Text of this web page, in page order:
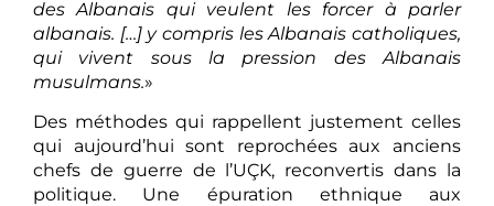
des Albanais qui veulent les forcer à parler
albanais. […] y compris les Albanais catholiques,
qui vivent sous la pression des Albanais
musulmans.»
Des méthodes qui rappellent justement celles
qui aujourd’hui sont reprochées aux anciens
chefs de guerre de l’UÇK, reconvertis dans la
politique. Une épuration ethnique aux